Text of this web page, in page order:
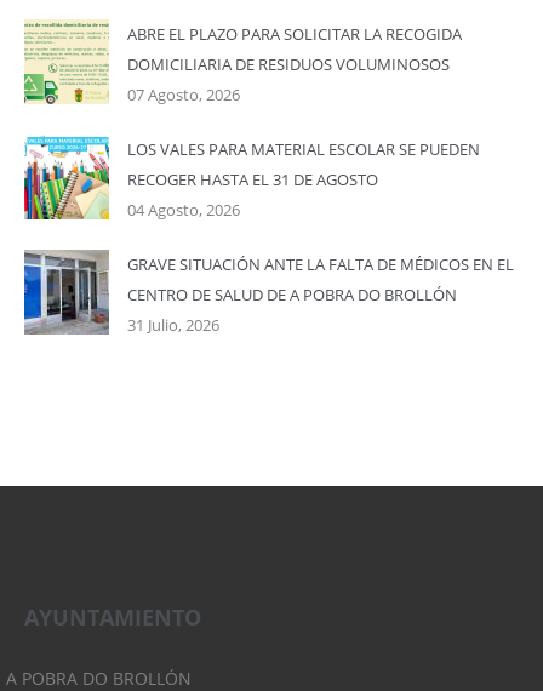
ABRE EL PLAZO PARA SOLICITAR LA RECOGIDA
DOMICILIARIA DE RESIDUOS VOLUMINOSOS
07 Agosto, 2026
LOS VALES PARA MATERIAL ESCOLAR SE PUEDEN
RECOGER HASTA EL 31 DE AGOSTO
04 Agosto, 2026
GRAVE SITUACIÓN ANTE LA FALTA DE MÉDICOS EN EL
CENTRO DE SALUD DE A POBRA DO BROLLÓN
31 Julio, 2026
AYUNTAMIENTO
A POBRA DO BROLLÓN